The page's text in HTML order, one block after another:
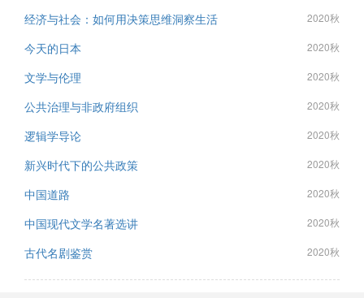
经济与社会：如何用决策思维洞察生活 2020秋
今天的日本 2020秋
文学与伦理 2020秋
公共治理与非政府组织 2020秋
逻辑学导论 2020秋
新兴时代下的公共政策 2020秋
中国道路 2020秋
中国现代文学名著选讲 2020秋
古代名剧鉴赏 2020秋